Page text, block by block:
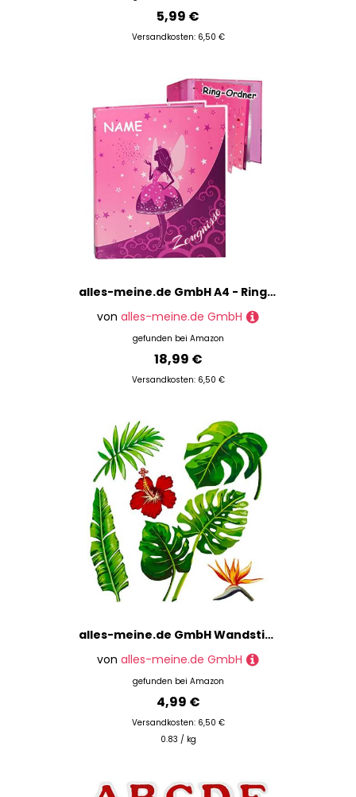
5,99 €
Versandkosten: 6,50 €
alles-meine.de GmbH A4 - Ringbuch/Zeugnisringbuch - Zeugnisse Elfenkönigin - Schmetterlings Fee - incl. Namen - mit Einsteckseiten & Einlagen - z.B. Urkunden - ER..
von alles-meine.de GmbH
gefunden bei Amazon
18,99 €
Versandkosten: 6,50 €
alles-meine.de GmbH Wandsticker Motivwahl Erwachsene & Kinder - 6 TLG. Set - Tropen Blätter & Blüten - selbstklebend + wiederverwendbar - Wandtattoo - Aufkleber Wandaufkleber..
von alles-meine.de GmbH
gefunden bei Amazon
4,99 €
Versandkosten: 6,50 €
0.83 / kg